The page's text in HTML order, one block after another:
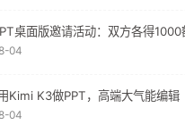
枫 - All rights
员 | 分享AI技术与自动化实战